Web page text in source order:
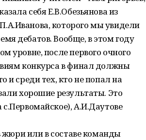
себя Е.В.Обезьянова из
которого мы увидели
дебатов. Вообще, в этом году
уровне, после первого очного
конкурса в финал должны
и среди тех, кто не попал на
хорошие результаты. Это
А.И.Даутове
жюри или в составе команды